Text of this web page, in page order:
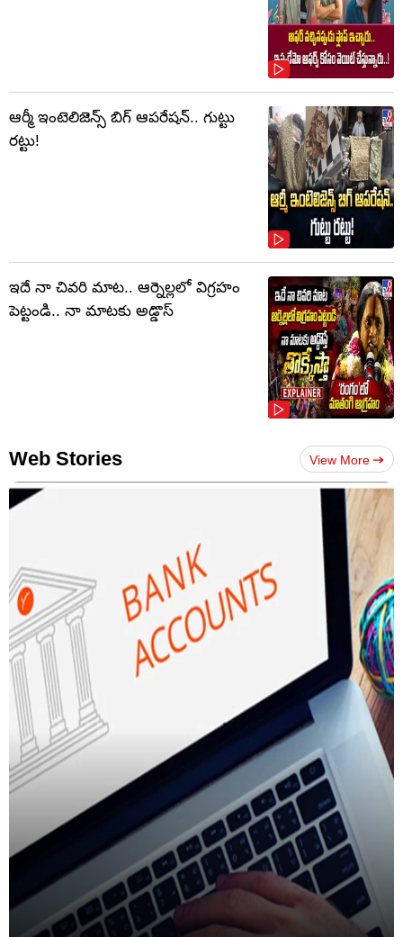
ఆర్మీ ఇంటెలిజెన్స్ బిగ్ ఆపరేషన్.. గుట్టు
రట్టు!
ఇదే నా చివరి మాట.. ఆర్నెల్లలో విగ్రహం
పెట్టండి.. నా మాటకు అడ్డొస్
Web Stories View More